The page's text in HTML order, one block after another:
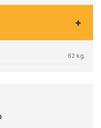
+
62 kg.